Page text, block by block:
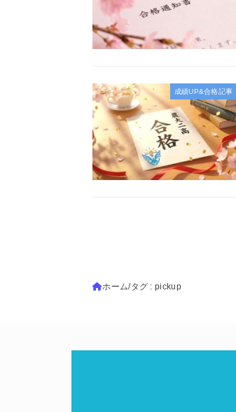
成績UP&合格記事
ホーム タグ : pickup